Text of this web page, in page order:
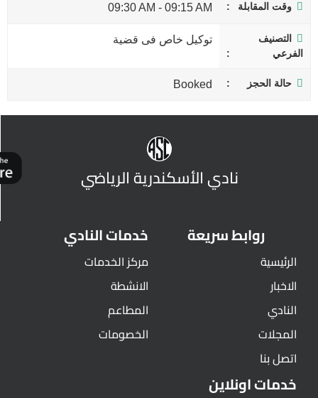
وقت المقابلة 09:15 AM
-
09:30 AM
التصنيف
الفرعي
توكيل خاص فى قضية
حالة الحجز Booked
نادي الأسكندرية الرياضي
روابط سريعة
الرئيسية
الاخبار
النادي
المجلات
اتصل بنا
خدمات النادي
مركز الخدمات
الانشطة
المطاعم
الخصومات
خدمات اونلاين